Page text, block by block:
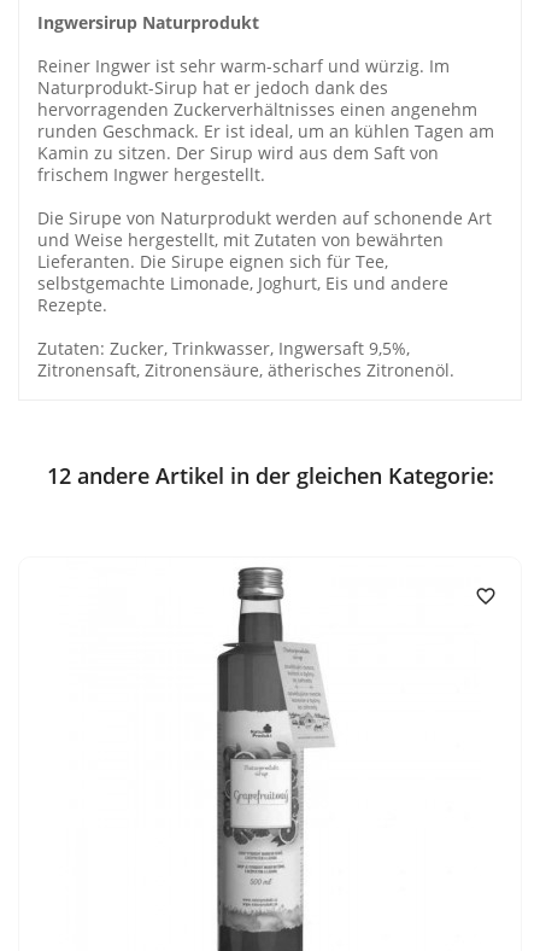
Ingwersirup Naturprodukt
Reiner Ingwer ist sehr warm-scharf und würzig. Im
Naturprodukt-Sirup hat er jedoch dank des
hervorragenden Zuckerverhältnisses einen angenehm
runden Geschmack. Er ist ideal, um an kühlen Tagen am
Kamin zu sitzen. Der Sirup wird aus dem Saft von
frischem Ingwer hergestellt.
Die Sirupe von Naturprodukt werden auf schonende Art
und Weise hergestellt, mit Zutaten von bewährten
Lieferanten. Die Sirupe eignen sich für Tee,
selbstgemachte Limonade, Joghurt, Eis und andere
Rezepte.
Zutaten: Zucker, Trinkwasser, Ingwersaft 9,5%,
Zitronensaft, Zitronensäure, ätherisches Zitronenöl.
12 andere Artikel in der gleichen Kategorie:
